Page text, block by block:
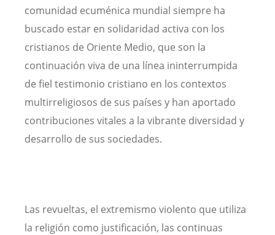
comunidad ecuménica mundial siempre ha
buscado estar en solidaridad activa con los
cristianos de Oriente Medio, que son la
continuación viva de una línea ininterrumpida
de fiel testimonio cristiano en los contextos
multirreligiosos de sus países y han aportado
contribuciones vitales a la vibrante diversidad y
desarrollo de sus sociedades.
Las revueltas, el extremismo violento que utiliza
la religión como justificación, las continuas